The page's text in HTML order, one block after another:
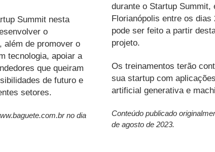
Summit nesta
o
além de promover o
tecnologia, apoiar a
que queiram
de futuro e
setores.
no dia
durante o Startup Summit,
Florianópolis entre os
pode ser feito a partir
projeto.
Os treinamentos terão
sua startup com
artificial generativa e
Conteúdo publicado
de agosto de 2023.